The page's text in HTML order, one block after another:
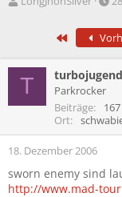
l
s
t
l
t
a
Erste
T turbojugend
Parkrocker
Beiträge
167
Ort
18. Dezember 2006
sworn enemy sind
http://www.mad-